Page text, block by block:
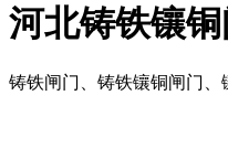
河北铸铁镶
铸铁闸门、铸铁镶铜闸门